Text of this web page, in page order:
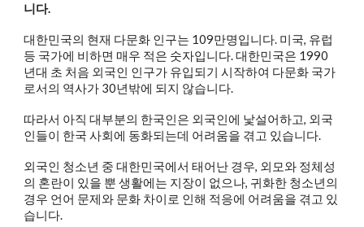
니다.
대한민국의 현재 다문화 인구는 109만명입니다. 미국, 유럽
등 국가에 비하면 매우 적은 숫자입니다. 대한민국은 1990
년대 초 처음 외국인 인구가 유입되기 시작하여 다문화 국가
로서의 역사가 30년밖에 되지 않습니다.
따라서 아직 대부분의 한국인은 외국인에 낯설어하고, 외국
인들이 한국 사회에 동화되는데 어려움을 겪고 있습니다.
외국인 청소년 중 대한민국에서 태어난 경우, 외모와 정체성
의 혼란이 있을 뿐 생활에는 지장이 없으나, 귀화한 청소년의
경우 언어 문제와 문화 차이로 인해 적응에 어려움을 겪고 있
습니다.